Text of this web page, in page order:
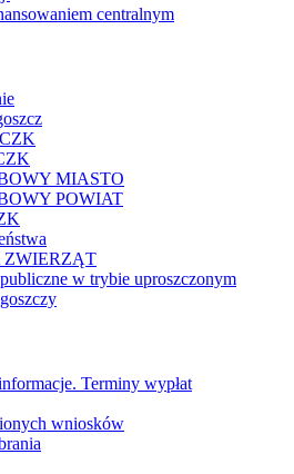
centralnym
MIASTO
POWIAT
ZWIERZĄT
w trybie uproszczonym
Terminy wypłat
wniosków